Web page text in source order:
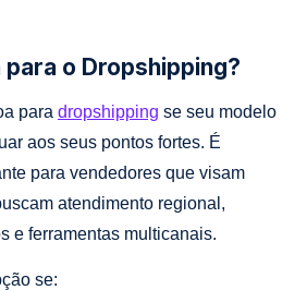
para o Dropshipping?
para dropshipping se seu modelo
aos seus pontos fortes. É
para vendedores que visam
atendimento regional,
e ferramentas multicanais.
se: